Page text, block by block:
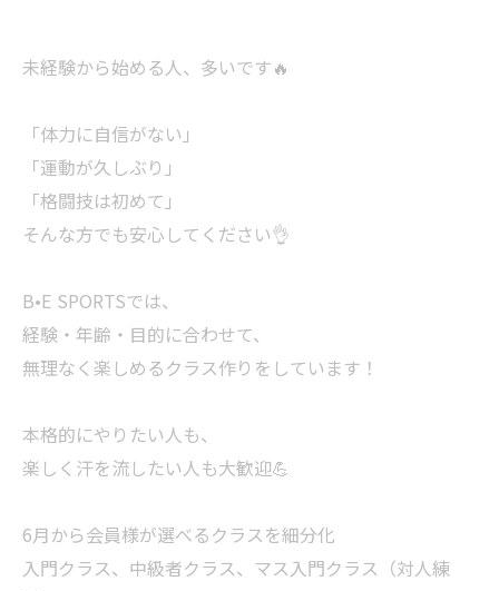
未経験から始める人、多いです🔥
「体力に自信がない」
「運動が久しぶり」
「格闘技は初めて」
そんな方でも安心してください👌
B•E SPORTSでは、
経験・年齢・目的に合わせて、
無理なく楽しめるクラス作りをしています！
本格的にやりたい人も、
楽しく汗を流したい人も大歓迎💪
6月から会員様が選べるクラスを細分化
入門クラス、中級者クラス、マス入門クラス（対人練